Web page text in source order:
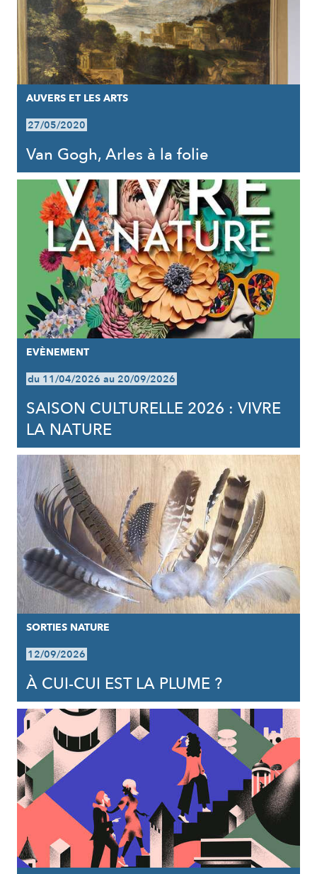
AUVERS ET LES ARTS
27/05/2020
Van Gogh, Arles à la folie
EVÈNEMENT
du 11/04/2026 au 20/09/2026
SAISON CULTURELLE 2026 : VIVRE
LA NATURE
SORTIES NATURE
12/09/2026
À CUI-CUI EST LA PLUME ?